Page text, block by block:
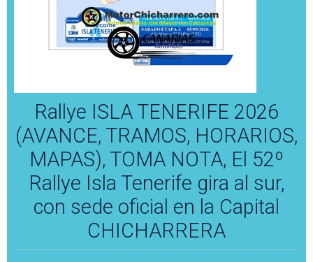
Rallye ISLA TENERIFE 2026
(AVANCE, TRAMOS, HORARIOS,
MAPAS), TOMA NOTA, El 52º
Rallye Isla Tenerife gira al sur,
con sede oficial en la Capital
CHICHARRERA